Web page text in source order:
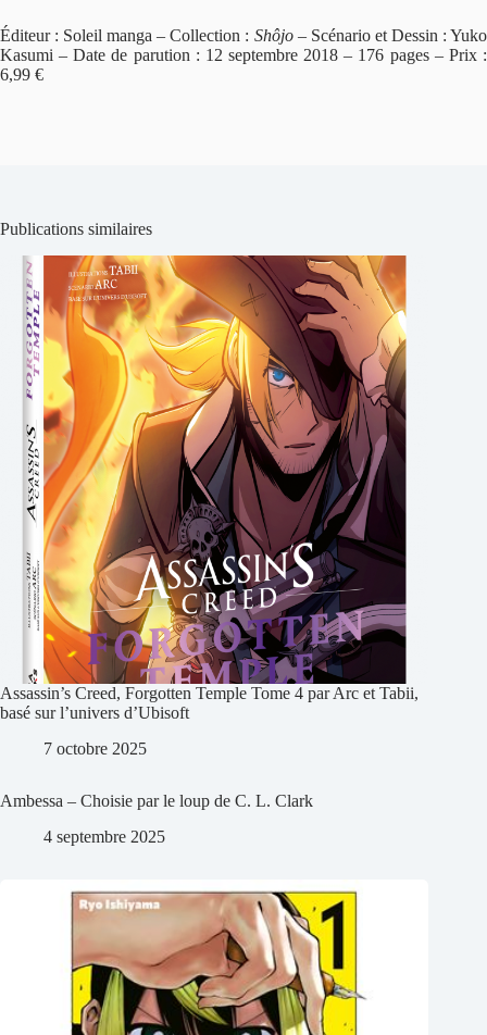
Éditeur : Soleil manga – Collection : Shôjo– Scénario et Dessin : Yuko
Kasumi – Date de parution : 12 septembre 2018 – 176 pages – Prix :
6,99 €
Publications similaires
Assassin’s Creed, Forgotten Temple Tome 4 par Arc et Tabii,
basé sur l’univers d’Ubisoft
7 octobre 2025
Ambessa – Choisie par le loup de C. L. Clark
4 septembre 2025